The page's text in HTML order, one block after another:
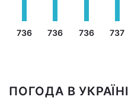
736 736 736 737
ПОГОДА В УКРАЇНІ